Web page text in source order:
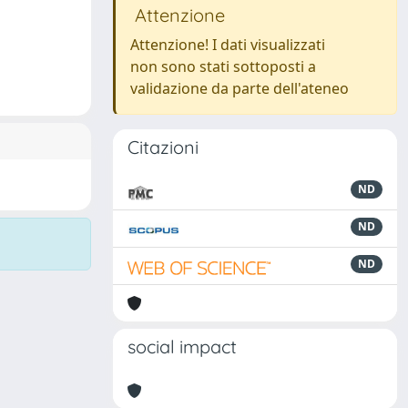
Attenzione
Attenzione! I dati visualizzati
non sono stati sottoposti a
validazione da parte dell'ateneo
Citazioni
ND
ND
ND
social impact